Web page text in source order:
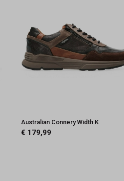
Australian Connery Width K
€ 179,99